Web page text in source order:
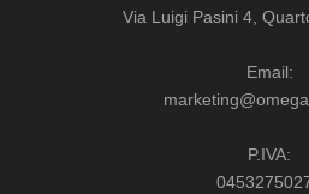
Via Luigi Pasini 4,
Email:
P.IVA: